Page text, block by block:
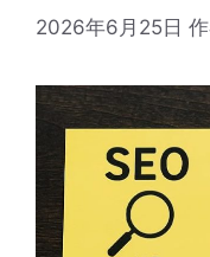
2026年6月25日